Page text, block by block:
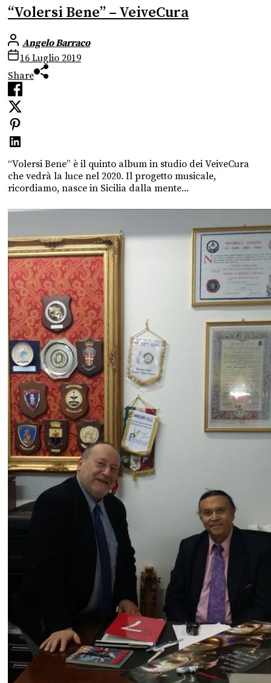
“Volersi Bene” – VeiveCura
Angelo Barraco
16 Luglio 2019
Share
“Volersi Bene” è il quinto album in studio dei VeiveCura
che vedrà la luce nel 2020. Il progetto musicale,
ricordiamo, nasce in Sicilia dalla mente...